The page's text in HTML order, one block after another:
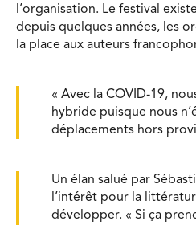
l’organisation. Le festival
depuis quelques années, les
la place aux auteurs
« Avec la COVID-19,
hybride puisque nous
déplacements hors
Un élan salué par
l’intérêt pour la
développer. « Si ça